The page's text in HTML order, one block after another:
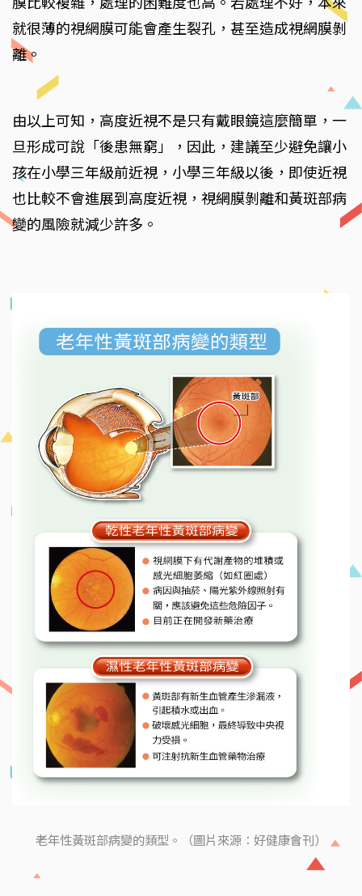
就很薄的視網膜可能會產生裂孔，甚至造成視網膜剝
離。
由以上可知，高度近視不是只有戴眼鏡這麼簡單，一
旦形成可說「後患無窮」，因此，建議至少避免讓小
孩在小學三年級前近視，小學三年級以後，即使近視
也比較不會進展到高度近視，視網膜剝離和黃斑部病
變的風險就減少許多。
老年性黃斑部病變的類型。（圖片來源：好健康會刊）